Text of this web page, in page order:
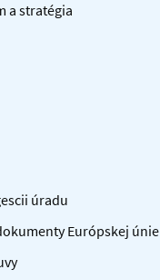
a stratégia
úradu
Európskej únie